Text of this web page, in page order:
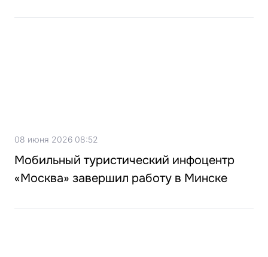
08 июня 2026 08:52
Мобильный туристический инфоцентр
«Москва» завершил работу в Минске